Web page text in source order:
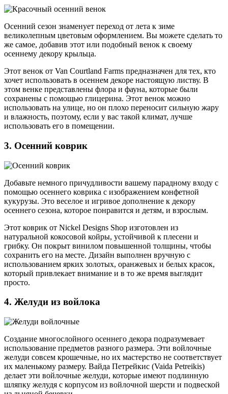
Осенний сезон знаменует переход от лета к зиме
великолепным цветовым оформлением. Вы можете сделать то
же самое, добавив этот или подобный венок к своему
осеннему декору крыльца.
Этот венок от Van Courtland Farms предназначен для тех, кто
хочет использовать в осеннем декоре настоящую листву. В
этом венке представлены флора и фауна, которые были
сохранены с помощью глицерина. Этот венок можно
использовать на улице, но он плохо переносит сильную жару
и влажность, поэтому, если у вас такой климат, лучше
использовать его в помещении.
3. Осенний коврик
Добавьте немного причудливости вашему парадному входу с
помощью осеннего коврика с изображением конфетной
кукурузы. Это веселое и игривое дополнение к декору
осеннего сезона, которое понравится и детям, и взрослым.
Этот коврик от Nickel Designs Shop изготовлен из
натуральной кокосовой койры, устойчивой к плесени и
грибку. Он покрыт винилом повышенной толщины, чтобы
сохранить его на месте. Дизайн выполнен вручную с
использованием ярких золотых, оранжевых и белых красок,
который привлекает внимание и в то же время выглядит
просто.
4. Желуди из войлока
Создание многослойного осеннего декора подразумевает
использование предметов разного размера. Эти войлочные
желуди совсем крошечные, но их мастерство не соответствует
их маленькому размеру. Вайда Петрейкис (Vaida Petreikis)
делает эти войлочные желуди, которые имеют подлинную
шляпку желудя с корпусом из войлочной шерсти и подвеской